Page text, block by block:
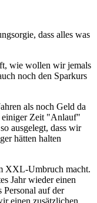
dass alles was
wie wollen wir jemals
noch den Sparkurs
als noch Geld da
einiger Zeit "Anlauf"
ausgelegt, dass wir
hätten halten
XXL-Umbruch macht.
Jahr wieder einen
auf der
einen zusätzlichen